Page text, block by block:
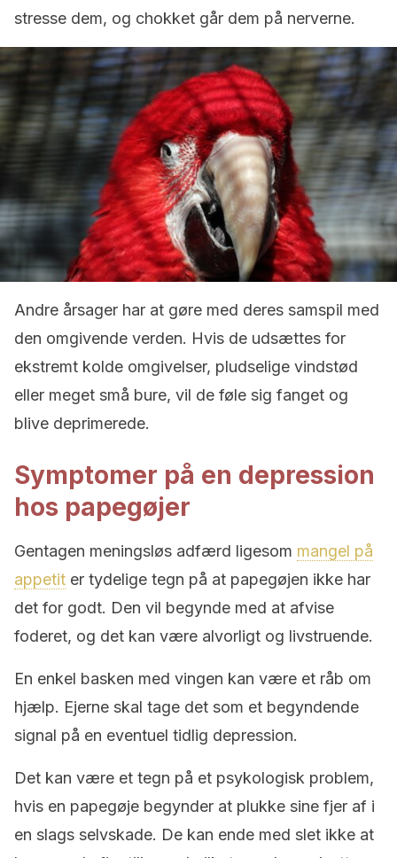
stresse dem, og chokket går dem på nerverne.
Andre årsager har at gøre med deres samspil med
den omgivende verden. Hvis de udsættes for
ekstremt kolde omgivelser, pludselige vindstød
eller meget små bure, vil de føle sig fanget og
blive deprimerede.
Symptomer på en depression
hos papegøjer
Gentagen meningsløs adfærd ligesom mangel på
appetit er tydelige tegn på at papegøjen ikke har
det for godt. Den vil begynde med at afvise
foderet, og det kan være alvorligt og livstruende.
En enkel basken med vingen kan være et råb om
hjælp. Ejerne skal tage det som et begyndende
signal på en eventuel tidlig depression.
Det kan være et tegn på et psykologisk problem,
hvis en papegøje begynder at plukke sine fjer af i
en slags selvskade. De kan ende med slet ikke at